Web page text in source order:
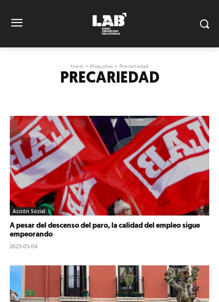
Inicio Etiquetas Precariedad
PRECARIEDAD
Acción Social
A pesar del descenso del paro, la calidad del empleo sigue
empeorando
2023-05-04